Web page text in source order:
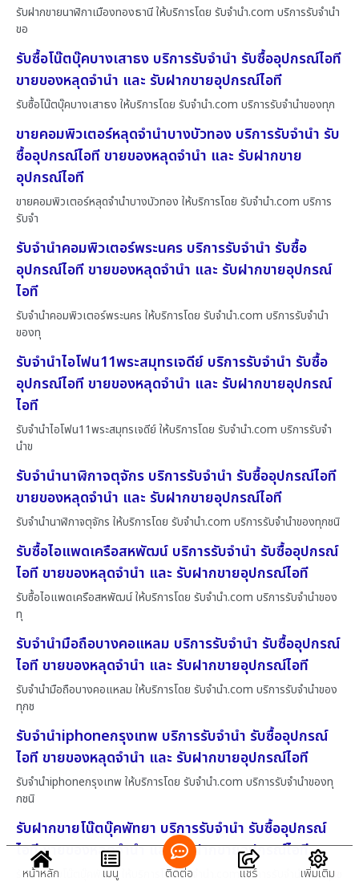
รับฝากขายนาฬิกาเมืองทองธานี ให้บริการโดย รับจํานํา.com บริการรับจำนำ
ขอ
รับซื้อโน๊ตบุ๊คบางเสาธง บริการรับจำนำ รับซื้ออุปกรณ์ไอที
ขายของหลุดจำนำ และ รับฝากขายอุปกรณ์ไอที
รับซื้อโน๊ตบุ๊คบางเสาธง ให้บริการโดย รับจํานํา.com บริการรับจำนำของทุก
ขายคอมพิวเตอร์หลุดจำนำบางบัวทอง บริการรับจำนำ รับ
ซื้ออุปกรณ์ไอที ขายของหลุดจำนำ และ รับฝากขาย
อุปกรณ์ไอที
ขายคอมพิวเตอร์หลุดจำนำบางบัวทอง ให้บริการโดย รับจํานํา.com บริการ
รับจำ
รับจำนำคอมพิวเตอร์พระนคร บริการรับจำนำ รับซื้อ
อุปกรณ์ไอที ขายของหลุดจำนำ และ รับฝากขายอุปกรณ์
ไอที
รับจำนำคอมพิวเตอร์พระนคร ให้บริการโดย รับจํานํา.com บริการรับจำนำ
ของทุ
รับจำนำไอโฟน11พระสมุทรเจดีย์ บริการรับจำนำ รับซื้อ
อุปกรณ์ไอที ขายของหลุดจำนำ และ รับฝากขายอุปกรณ์
ไอที
รับจำนำไอโฟน11พระสมุทรเจดีย์ ให้บริการโดย รับจํานํา.com บริการรับจำ
นำข
รับจำนำนาฬิกาจตุจักร บริการรับจำนำ รับซื้ออุปกรณ์ไอที
ขายของหลุดจำนำ และ รับฝากขายอุปกรณ์ไอที
รับจำนำนาฬิกาจตุจักร ให้บริการโดย รับจํานํา.com บริการรับจำนำของทุกชนิ
รับซื้อไอแพดเครือสหพัฒน์ บริการรับจำนำ รับซื้ออุปกรณ์
ไอที ขายของหลุดจำนำ และ รับฝากขายอุปกรณ์ไอที
รับซื้อไอแพดเครือสหพัฒน์ ให้บริการโดย รับจํานํา.com บริการรับจำนำของ
ทุ
รับจำนำมือถือบางคอแหลม บริการรับจำนำ รับซื้ออุปกรณ์
ไอที ขายของหลุดจำนำ และ รับฝากขายอุปกรณ์ไอที
รับจำนำมือถือบางคอแหลม ให้บริการโดย รับจํานํา.com บริการรับจำนำของ
ทุกช
รับจำนำiphoneกรุงเทพ บริการรับจำนำ รับซื้ออุปกรณ์
ไอที ขายของหลุดจำนำ และ รับฝากขายอุปกรณ์ไอที
รับจำนำiphoneกรุงเทพ ให้บริการโดย รับจํานํา.com บริการรับจำนำของทุ
กชนิ
รับฝากขายโน๊ตบุ๊คพัทยา บริการรับจำนำ รับซื้ออุปกรณ์
ไอที ขายของหลุดจำนำ และ รับฝากขายอุปกรณ์ไอที
รับฝากขายโน๊ตบุ๊คพัทยา ให้บริการโดย รับจํานํา.com บริการรับจำนำของทุกช
หน้าหลัก เมนู ติดต่อ แชร์ เพิ่มเติม